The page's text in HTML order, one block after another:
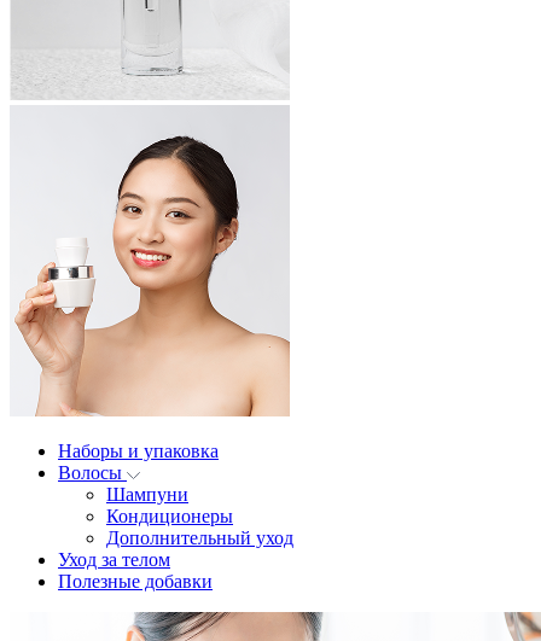
Наборы и упаковка
Волосы
Шампуни
Кондиционеры
Дополнительный уход
Уход за телом
Полезные добавки